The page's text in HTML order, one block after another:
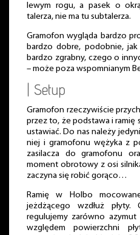
lewym rogu, a pasek o
talerza, nie ma tu subtalerza.
Gramofon wygląda bardzo
bardzo dobre, podobnie,
bardzo zgrabny, czego o
– może poza wspomnianym
| Setup
Gramofon rzeczywiście
przez to, że podstawa i ramię
ustawiać. Do nas należy
niej i gramofonu wężyka z
zasilacza do gramofonu
moment obrotowy z osi
zaczyna się robić gorąco…
Ramię w Holbo
jeżdżącego wzdłuż
regulujemy zarówno azymut
względem powierzchni